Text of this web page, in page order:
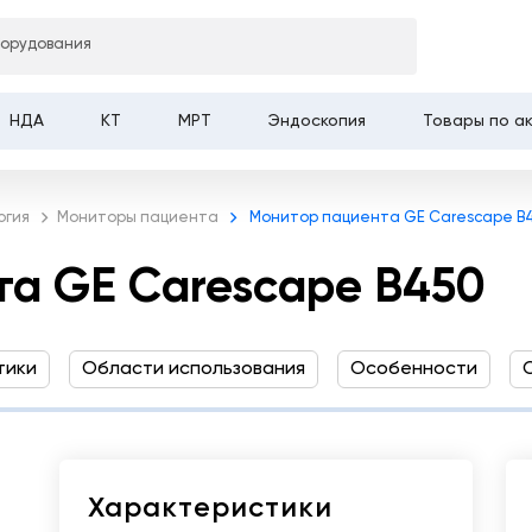
НДА КТ МРТ Эндоскопия Товары по
Мониторы пациента Монитор пациента GE Carescape
B450
GE Carescape B450
Области использования Особенности
Характеристики